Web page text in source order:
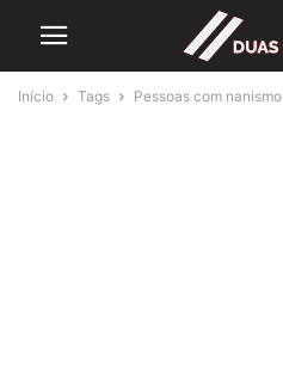
Início Tags Pessoas com nanismo